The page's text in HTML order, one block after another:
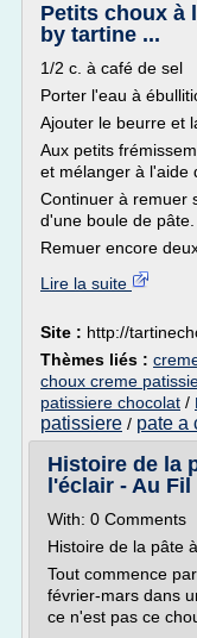
Petits choux à
by tartine ...
1/2 c. à café de sel
Porter l'eau à
Ajouter le beurre et
Aux petits
et mélanger à l'aide
Continuer à remuer
d'une boule de pâte.
Remuer encore
Lire la suite
Site : http://
Thèmes liés :
choux creme
patissiere chocolat /
patissiere / pate a
Histoire de la
l'éclair - Au Fil
With: 0 Comments
Histoire de la pâte
Tout commence
février-mars dans
ce n'est pas ce